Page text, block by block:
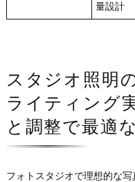
量設計
スタジオ照明
ライティング
と調整で最適
フォトスタジオで理想的な